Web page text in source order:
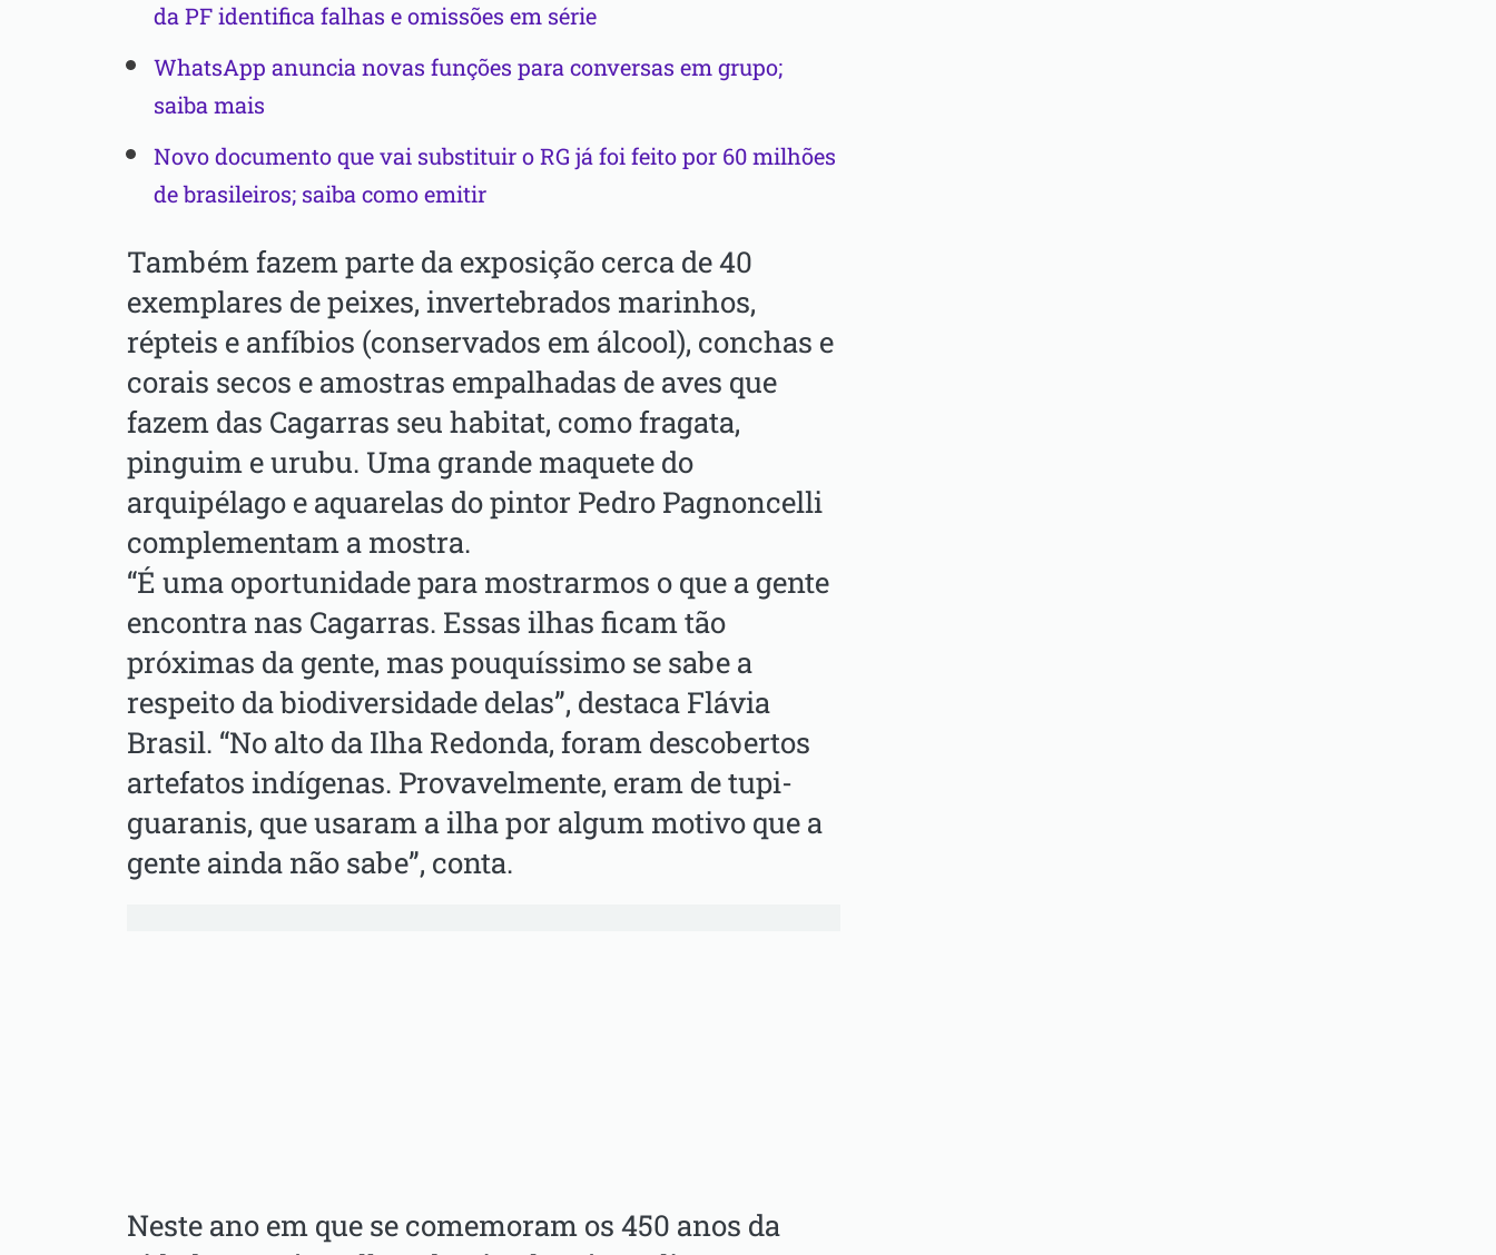
da PF identifica falhas e omissões em série
WhatsApp anuncia novas funções para conversas em grupo;
saiba mais
Novo documento que vai substituir o RG já foi feito por 60 milhões
de brasileiros; saiba como emitir
Também fazem parte da exposição cerca de 40
exemplares de peixes, invertebrados marinhos,
répteis e anfíbios (conservados em álcool), conchas e
corais secos e amostras empalhadas de aves que
fazem das Cagarras seu habitat, como fragata,
pinguim e urubu. Uma grande maquete do
arquipélago e aquarelas do pintor Pedro Pagnoncelli
complementam a mostra.
“É uma oportunidade para mostrarmos o que a gente
encontra nas Cagarras. Essas ilhas ficam tão
próximas da gente, mas pouquíssimo se sabe a
respeito da biodiversidade delas”, destaca Flávia
Brasil. “No alto da Ilha Redonda, foram descobertos
artefatos indígenas. Provavelmente, eram de tupi-
guaranis, que usaram a ilha por algum motivo que a
gente ainda não sabe”, conta.
Neste ano em que se comemoram os 450 anos da